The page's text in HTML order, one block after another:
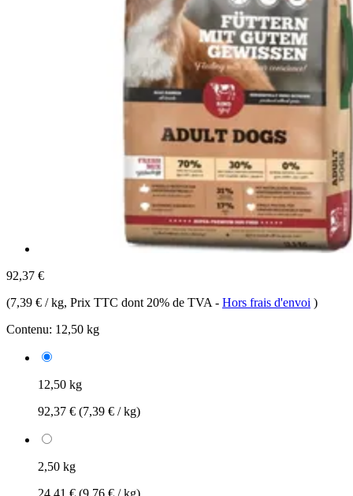
92,37 €
(7,39 € / kg, Prix TTC dont 20% de TVA - Hors frais d'envoi )
Contenu: 12,50 kg
12,50 kg
92,37 € (7,39 € / kg)
2,50 kg
24,41 € (9,76 € / kg)